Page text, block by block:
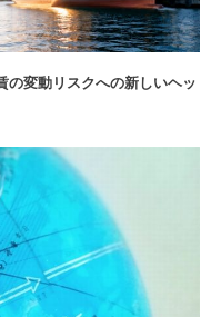
の変動リスクへの新しいヘッ